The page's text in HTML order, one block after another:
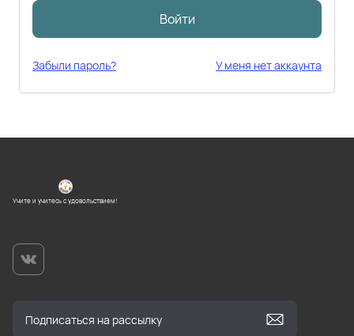
Войти
Забыли пароль? У меня нет аккаунта
Учите и учитесь с удовольствием!